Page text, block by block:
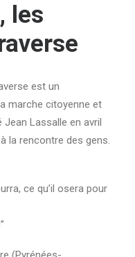
les
est un
marche citoyenne et
Lassalle en avril
la rencontre des gens.
ce qu’il osera pour